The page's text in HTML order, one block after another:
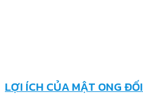
LỢI ÍCH CỦA MẬT ONG